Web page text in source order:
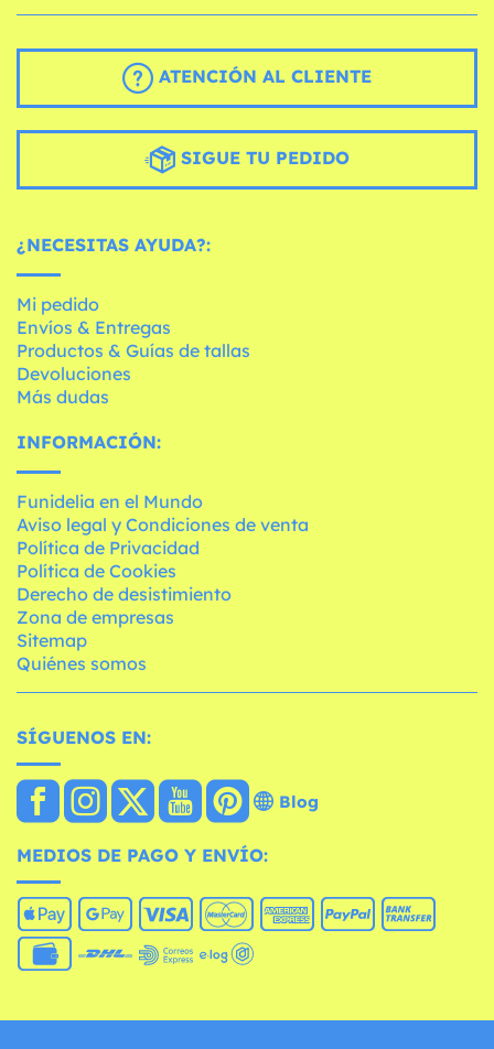
ATENCIÓN AL CLIENTE
SIGUE TU PEDIDO
¿NECESITAS AYUDA?:
Mi pedido
Envíos & Entregas
Productos & Guías de tallas
Devoluciones
Más dudas
INFORMACIÓN:
Funidelia en el Mundo
Aviso legal y Condiciones de venta
Política de Privacidad
Política de Cookies
Derecho de desistimiento
Zona de empresas
Sitemap
Quiénes somos
SÍGUENOS EN:
Blog
MEDIOS DE PAGO Y ENVÍO: